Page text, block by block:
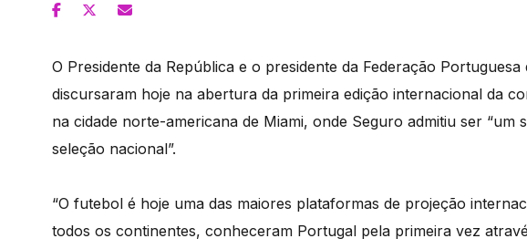
O Presidente da República e o presidente da Federação
discursaram hoje na abertura da primeira edição internacional da
na cidade norte-americana de Miami, onde Seguro admitiu ser
seleção nacional”.
“O futebol é hoje uma das maiores plataformas de projeção
todos os continentes, conheceram Portugal pela primeira vez